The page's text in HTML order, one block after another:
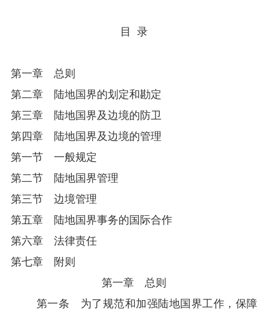
目 录
第一章 总则
第二章 陆地国界的划定和勘定
第三章 陆地国界及边境的防卫
第四章 陆地国界及边境的管理
第一节 一般规定
第二节 陆地国界管理
第三节 边境管理
第五章 陆地国界事务的国际合作
第六章 法律责任
第七章 附则
第一章 总则
第一条 为了规范和加强陆地国界工作，保障